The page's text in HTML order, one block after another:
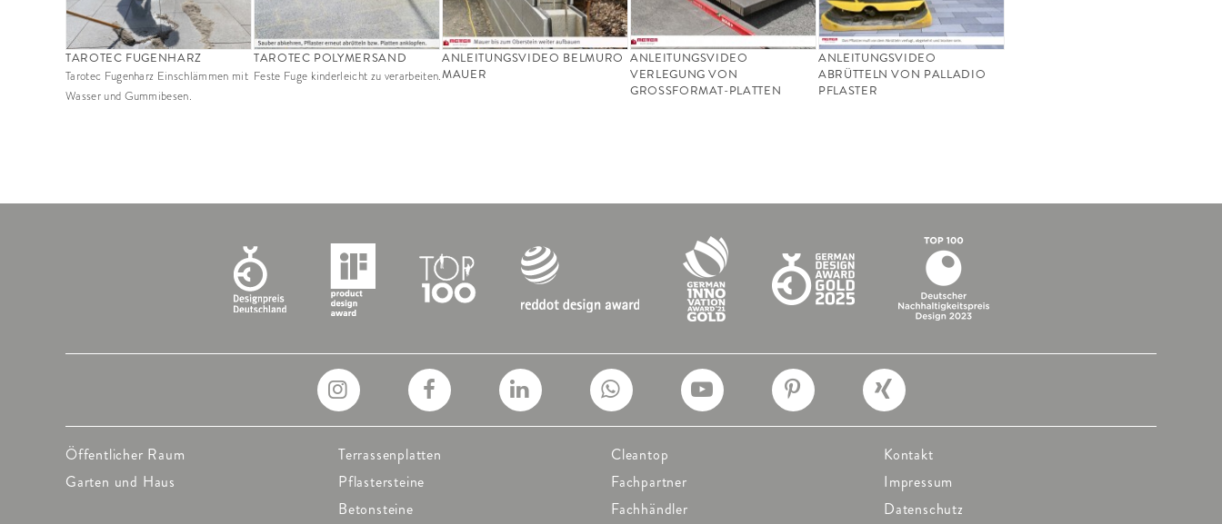
TAROTEC FUGENHARZ
Tarotec Fugenharz Einschlämmen mit
Wasser und Gummibesen.
TAROTEC POLYMERSAND
Feste Fuge kinderleicht zu verarbeiten.
ANLEITUNGSVIDEO BELMURO
MAUER
ANLEITUNGSVIDEO
VERLEGUNG VON
GROSSFORMAT-PLATTEN
ANLEITUNGSVIDEO
ABRÜTTELN VON PALLADIO
PFLASTER
Öffentlicher Raum
Garten und Haus
Terrassenplatten
Pflastersteine
Betonsteine
Cleantop
Fachpartner
Fachhändler
Kontakt
Impressum
Datenschutz